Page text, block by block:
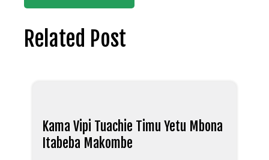
Related Post
Kama Vipi Tuachie Timu Yetu Mbona
Itabeba Makombe